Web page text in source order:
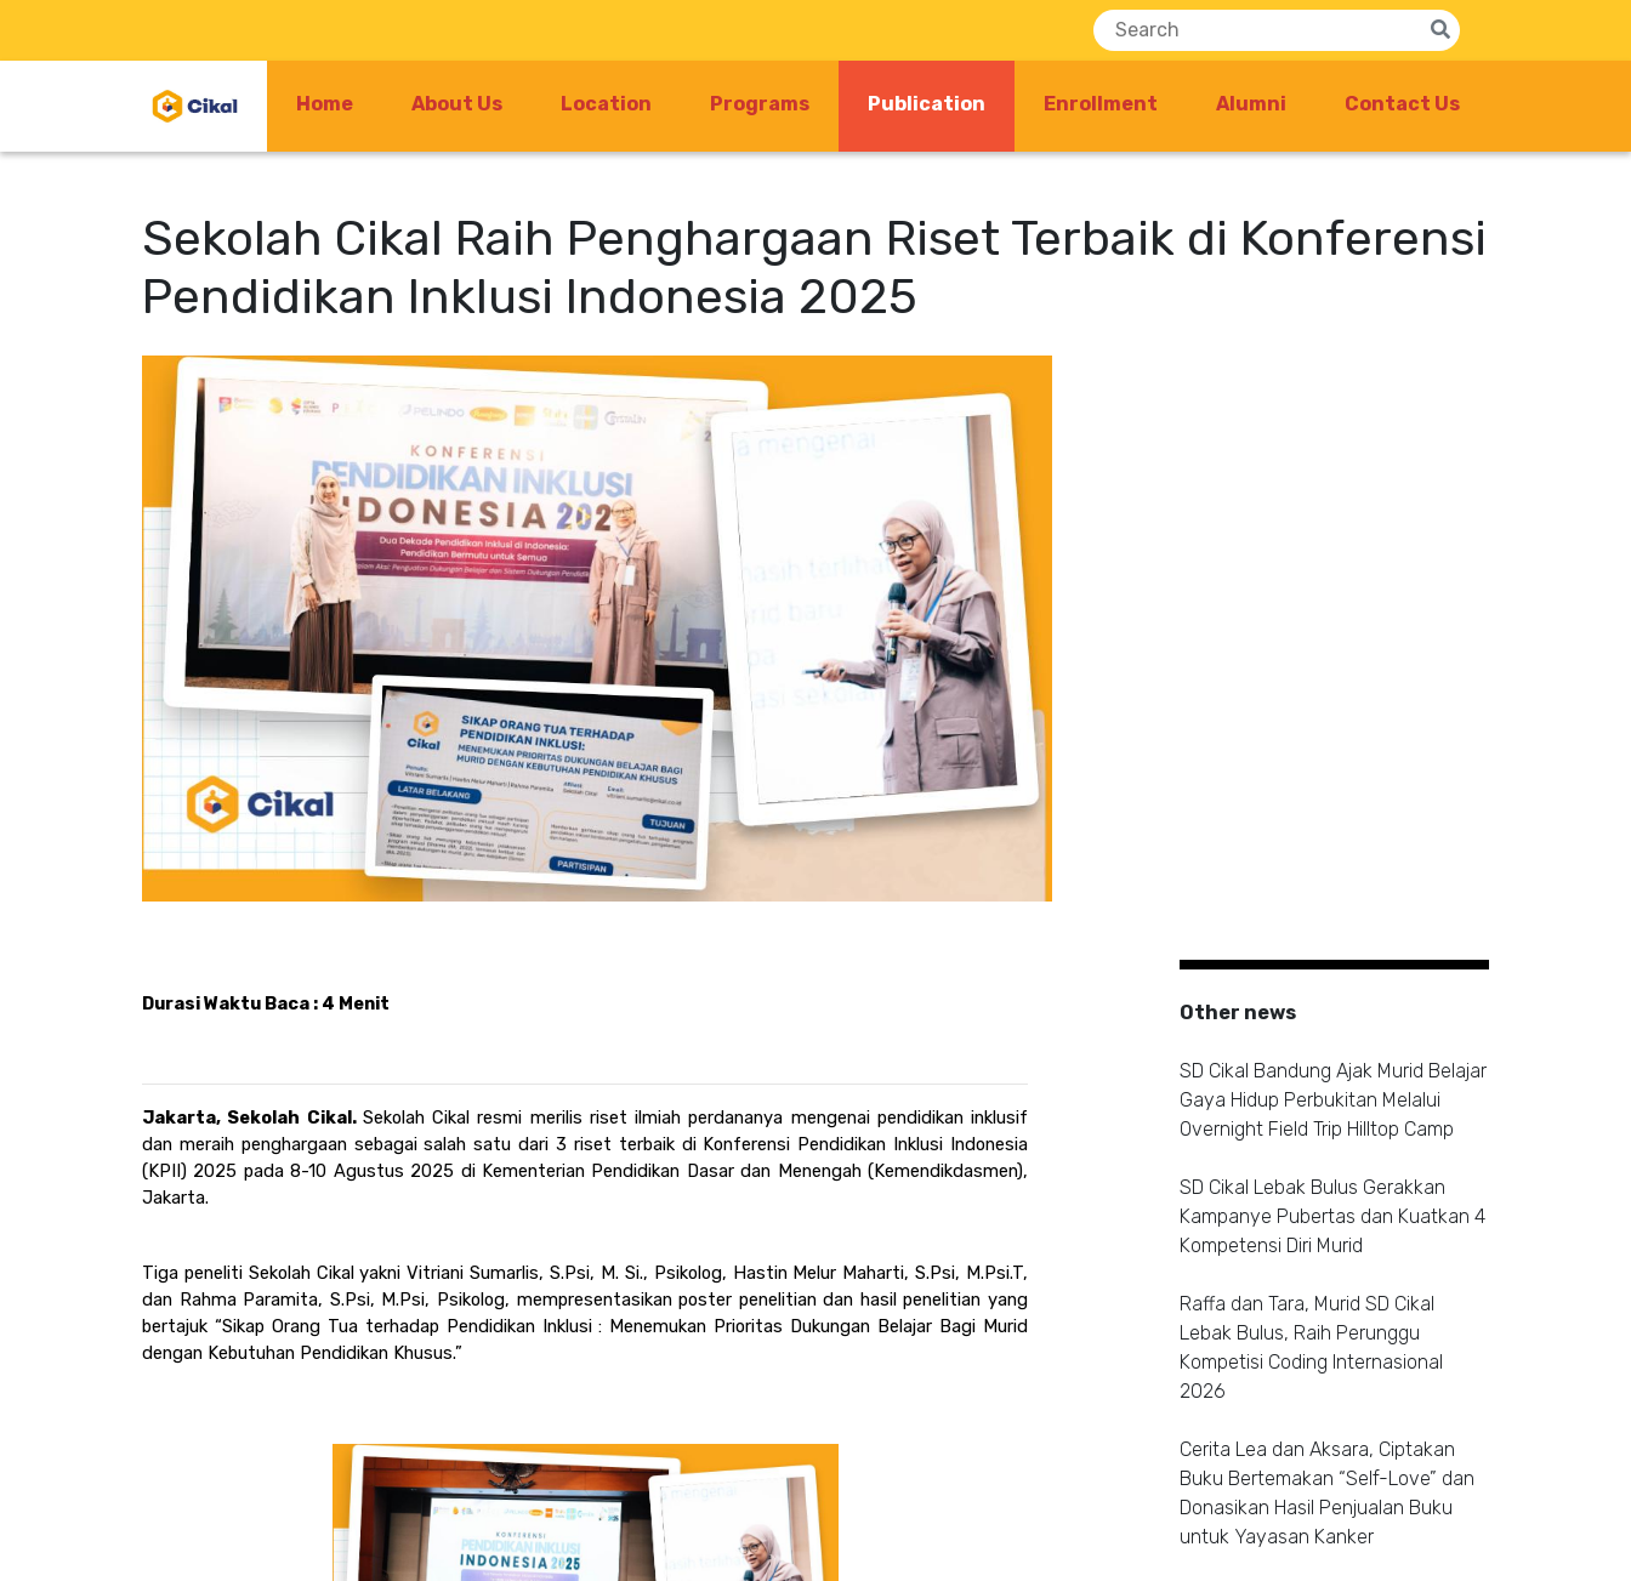
Home About Us Location Programs Publication (current)Enrollment Alumni Contact Us
Sekolah Cikal Raih Penghargaan Riset Terbaik di Konferensi
Pendidikan Inklusi Indonesia 2025
Durasi Waktu Baca : 4 Menit
Jakarta, Sekolah Cikal. Sekolah Cikal resmi merilis riset ilmiah perdananya mengenai pendidikan inklusif
dan meraih penghargaan sebagai salah satu dari 3 riset terbaik di Konferensi Pendidikan Inklusi Indonesia
(KPII) 2025 pada 8-10 Agustus 2025 di Kementerian Pendidikan Dasar dan Menengah (Kemendikdasmen),
Jakarta.
Tiga peneliti Sekolah Cikal yakni Vitriani Sumarlis, S.Psi, M. Si., Psikolog, Hastin Melur Maharti, S.Psi, M.Psi.T,
dan Rahma Paramita, S.Psi, M.Psi, Psikolog, mempresentasikan poster penelitian dan hasil penelitian yang
bertajuk “Sikap Orang Tua terhadap Pendidikan Inklusi : Menemukan Prioritas Dukungan Belajar Bagi Murid
dengan Kebutuhan Pendidikan Khusus.”
Other news
SD Cikal Bandung Ajak Murid Belajar
Gaya Hidup Perbukitan Melalui
Overnight Field Trip Hilltop Camp
SD Cikal Lebak Bulus Gerakkan
Kampanye Pubertas dan Kuatkan 4
Kompetensi Diri Murid
Raffa dan Tara, Murid SD Cikal
Lebak Bulus, Raih Perunggu
Kompetisi Coding Internasional
2026
Cerita Lea dan Aksara, Ciptakan
Buku Bertemakan “Self-Love” dan
Donasikan Hasil Penjualan Buku
untuk Yayasan Kanker